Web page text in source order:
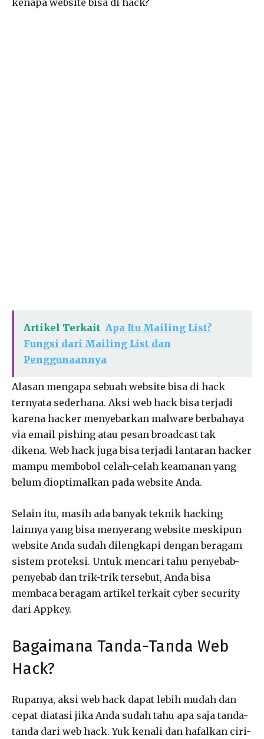
Artikel Terkait Apa Itu Mailing List?
Fungsi dari Mailing List dan
Penggunaannya
Alasan mengapa sebuah website bisa di hack
ternyata sederhana. Aksi web hack bisa terjadi
karena hacker menyebarkan malware berbahaya
via email pishing atau pesan broadcast tak
dikena. Web hack juga bisa terjadi lantaran hacker
mampu membobol celah-celah keamanan yang
belum dioptimalkan pada website Anda.
Selain itu, masih ada banyak teknik hacking
lainnya yang bisa menyerang website meskipun
website Anda sudah dilengkapi dengan beragam
sistem proteksi. Untuk mencari tahu penyebab-
penyebab dan trik-trik tersebut, Anda bisa
membaca beragam artikel terkait cyber security
dari Appkey.
Bagaimana Tanda-Tanda Web
Hack?
Rupanya, aksi web hack dapat lebih mudah dan
cepat diatasi jika Anda sudah tahu apa saja tanda-
tanda dari web hack. Yuk kenali dan hafalkan ciri-